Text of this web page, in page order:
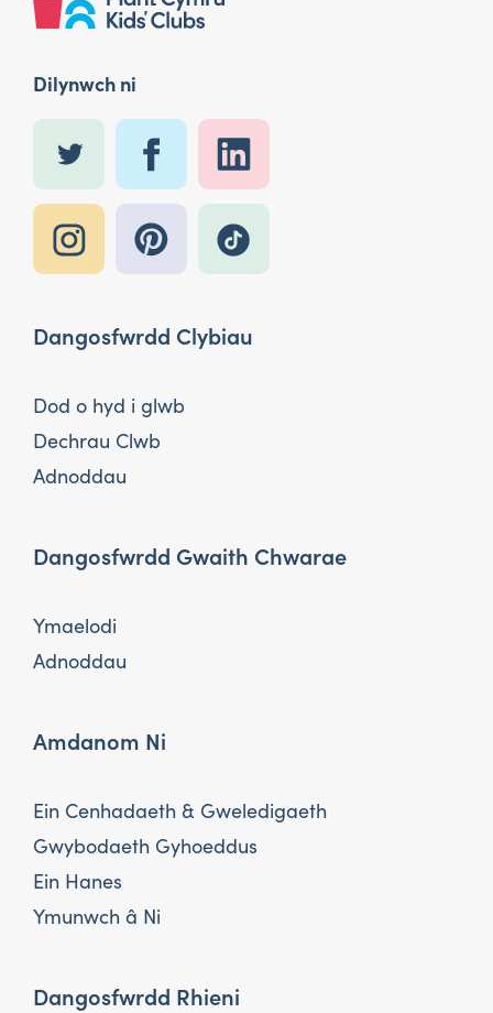
Dilynwch ni
Dangosfwrdd Clybiau
Dod o hyd i glwb
Dechrau Clwb
Adnoddau
Dangosfwrdd Gwaith Chwarae
Ymaelodi
Adnoddau
Amdanom Ni
Ein Cenhadaeth & Gweledigaeth
Gwybodaeth Gyhoeddus
Ein Hanes
Ymunwch â Ni
Dangosfwrdd Rhieni